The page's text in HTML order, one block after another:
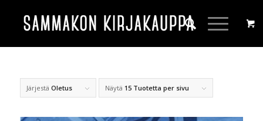
Järjestä Oletus Näytä 15 Tuotetta per sivu